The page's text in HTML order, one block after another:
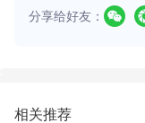
分享给好友：
相关推荐